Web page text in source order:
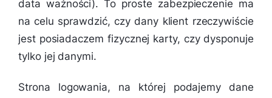
data ważności). To proste zabezpieczenie ma
na celu sprawdzić, czy dany klient rzeczywiście
jest posiadaczem fizycznej karty, czy dysponuje
tylko jej danymi.
Strona logowania, na której podajemy dane